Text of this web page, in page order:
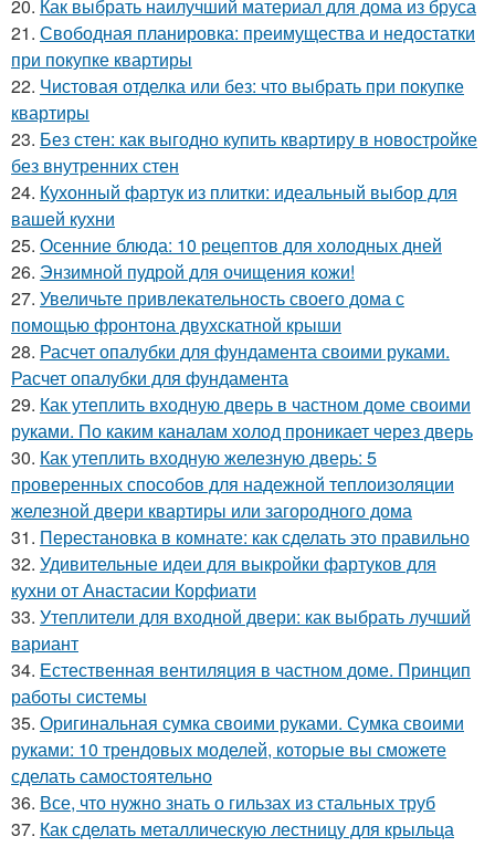
20. Как выбрать наилучший материал для дома из бруса
21. Свободная планировка: преимущества и недостатки
при покупке квартиры
22. Чистовая отделка или без: что выбрать при покупке
квартиры
23. Без стен: как выгодно купить квартиру в новостройке
без внутренних стен
24. Кухонный фартук из плитки: идеальный выбор для
вашей кухни
25. Осенние блюда: 10 рецептов для холодных дней
26. Энзимной пудрой для очищения кожи!
27. Увеличьте привлекательность своего дома с
помощью фронтона двухскатной крыши
28. Расчет опалубки для фундамента своими руками.
Расчет опалубки для фундамента
29. Как утеплить входную дверь в частном доме своими
руками. По каким каналам холод проникает через дверь
30. Как утеплить входную железную дверь: 5
проверенных способов для надежной теплоизоляции
железной двери квартиры или загородного дома
31. Перестановка в комнате: как сделать это правильно
32. Удивительные идеи для выкройки фартуков для
кухни от Анастасии Корфиати
33. Утеплители для входной двери: как выбрать лучший
вариант
34. Естественная вентиляция в частном доме. Принцип
работы системы
35. Оригинальная сумка своими руками. Сумка своими
руками: 10 трендовых моделей, которые вы сможете
сделать самостоятельно
36. Все, что нужно знать о гильзах из стальных труб
37. Как сделать металлическую лестницу для крыльца